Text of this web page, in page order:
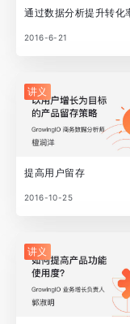
通过数据分析提升转化
2016-6-21
讲义
提高用户留存
2016-10-25
讲义